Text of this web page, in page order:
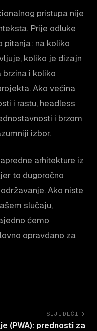
pristupa nije
Prije odluke
pitanja: na koliko
koliko je dizajn
i koliko
Ako većina
i rastu, headless
i brzom
izbor.
arhitekture iz
to dugoročno
Ako niste
slučaju,
ćemo
opravdano za
SLJEDEĆI
(PWA): prednosti za